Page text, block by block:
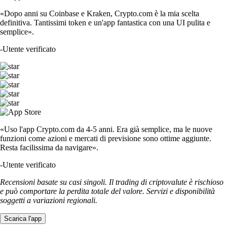
«Dopo anni su Coinbase e Kraken, Crypto.com è la mia scelta
definitiva. Tantissimi token e un'app fantastica con una UI pulita e
semplice».
-Utente verificato
«Uso l'app Crypto.com da 4-5 anni. Era già semplice, ma le nuove
funzioni come azioni e mercati di previsione sono ottime aggiunte.
Resta facilissima da navigare».
-Utente verificato
Recensioni basate su casi singoli. Il trading di criptovalute è rischioso
e può comportare la perdita totale del valore. Servizi e disponibilità
soggetti a variazioni regionali.
Scarica l'app